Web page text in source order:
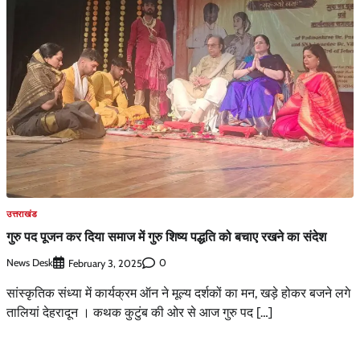
उत्तराखंड
गुरु पद पूजन कर दिया समाज में गुरु शिष्य पद्धति को बचाए रखने का संदेश
News Desk February 3, 2025 0
सांस्कृतिक संध्या में कार्यक्रम ऑन ने मूल्य दर्शकों का मन, खड़े होकर बजने लगे
तालियां देहरादून । कथक कुटुंब की ओर से आज गुरु पद […]